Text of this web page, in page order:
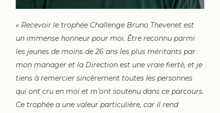
« Recevoir le trophée Challenge Bruno Thevenet est
un immense honneur pour moi. Être reconnu parmi
les jeunes de moins de 26 ans les plus méritants par
mon manager et la Direction est une vraie fierté, et je
tiens à remercier sincèrement toutes les personnes
qui ont cru en moi et m’ont soutenu dans ce parcours.
Ce trophée a une valeur particulière, car il rend